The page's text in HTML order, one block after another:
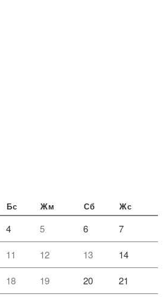
Бс Жм Сб Жс
4 5 6 7
11 12 13 14
18 19 20 21